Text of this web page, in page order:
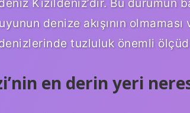
Kızıldeniz’dir. Bu durumun
denize akışının olmaması
tuzluluk önemli
en derin yeri